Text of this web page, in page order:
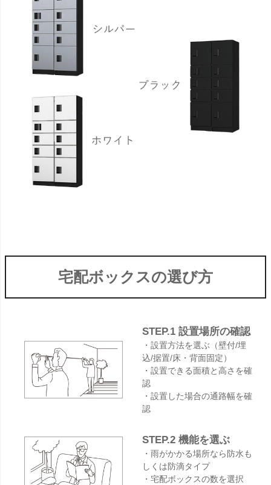
宅配ボックスの選び方
STEP.1 設置場所の確認
・設置方法を選ぶ（壁付/埋
込/据置/床・背面固定）
・設置できる面積と高さを確
認
・設置した場合の通路幅を確
認
STEP.2 機能を選ぶ
・雨がかかる場所なら防水も
しくは防滴タイプ
・宅配ボックスの数を選択